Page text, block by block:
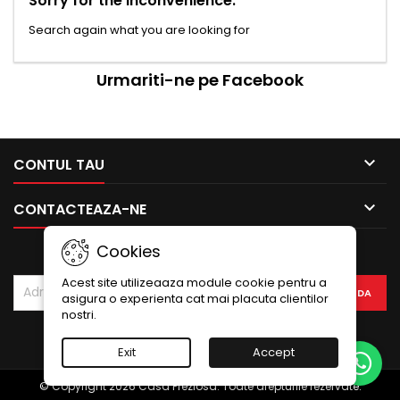
Search again what you are looking for
Urmariti-ne pe Facebook
CONTUL TAU 
CONTACTEAZA-NE 
Cookies
Acest site utilizeaaza module cookie pentru a
asigura o experienta cat mai placuta clientilor
nostri.
Exit Accept
BULETIN INFORMATIV
FacebookTwitterYouTubePinterestInstagram
© Copyright 2026 Casa Preziosa. Toate drepturile rezervate.